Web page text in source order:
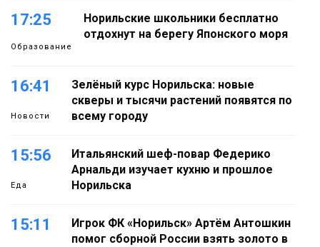
17:25
Образование
Норильские школьники бесплатно
отдохнут на берегу Японского моря
16:41
Новости
Зелёный курс Норильска: новые
скверы и тысячи растений появятся по
всему городу
15:56
Еда
Итальянский шеф-повар Федерико
Арнальди изучает кухню и прошлое
Норильска
15:11
Игрок ФК «Норильск» Артём Антошкин
помог сборной России взять золото в